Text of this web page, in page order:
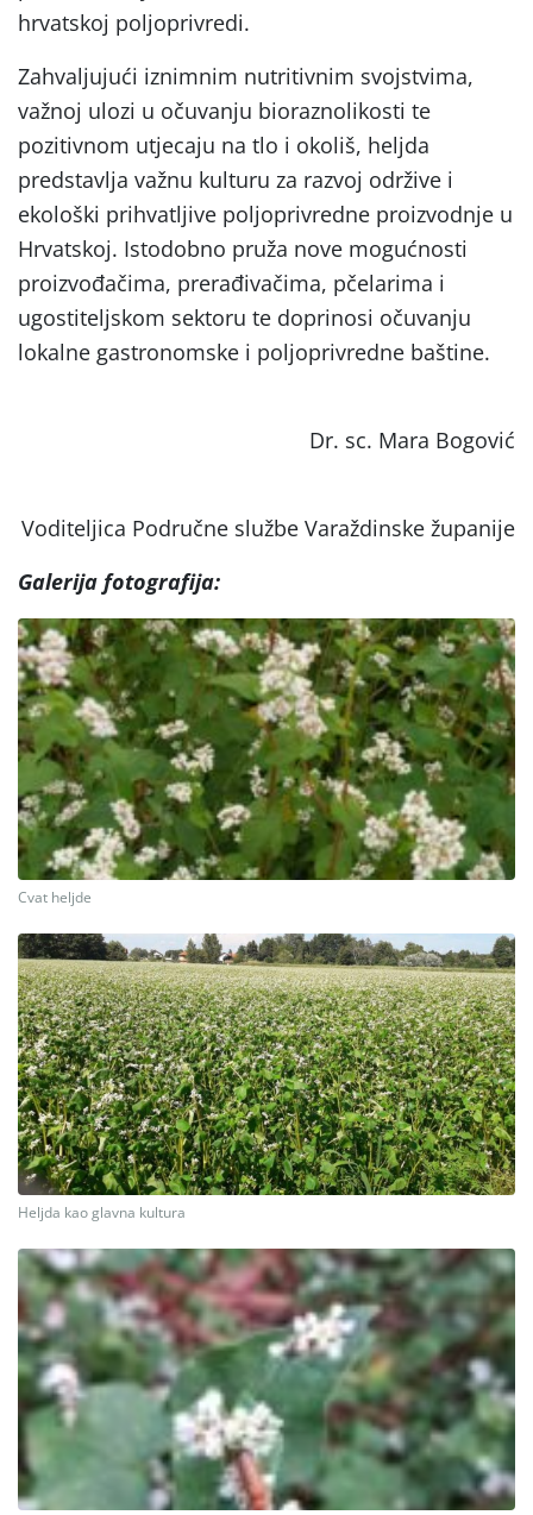
hrvatskoj poljoprivredi.
Zahvaljujući iznimnim nutritivnim svojstvima,
važnoj ulozi u očuvanju bioraznolikosti te
pozitivnom utjecaju na tlo i okoliš, heljda
predstavlja važnu kulturu za razvoj održive i
ekološki prihvatljive poljoprivredne proizvodnje u
Hrvatskoj. Istodobno pruža nove mogućnosti
proizvođačima, prerađivačima, pčelarima i
ugostiteljskom sektoru te doprinosi očuvanju
lokalne gastronomske i poljoprivredne baštine.
Dr. sc. Mara Bogović
Voditeljica Područne službe Varaždinske županije
Galerija fotografija:
Cvat heljde
Heljda kao glavna kultura